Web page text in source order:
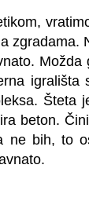
zgradama.
Šteta
beton.
ne bih, to